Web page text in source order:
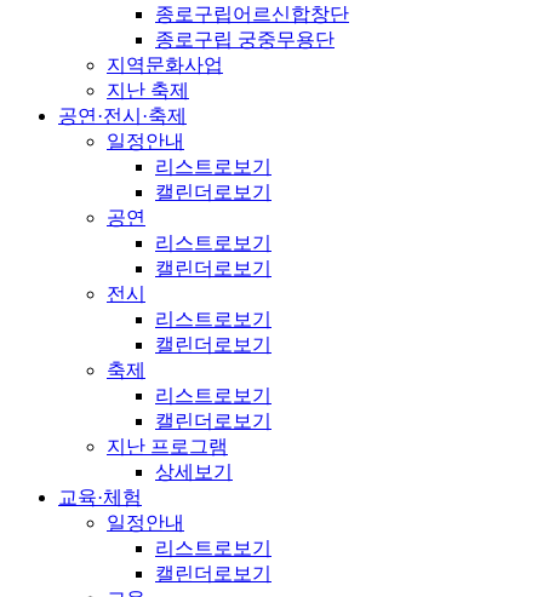
종로구립어르신합창단
종로구립 궁중무용단
지역문화사업
지난 축제
공연·전시·축제
일정안내
리스트로보기
캘린더로보기
공연
리스트로보기
캘린더로보기
전시
리스트로보기
캘린더로보기
축제
리스트로보기
캘린더로보기
지난 프로그램
상세보기
교육·체험
일정안내
리스트로보기
캘린더로보기